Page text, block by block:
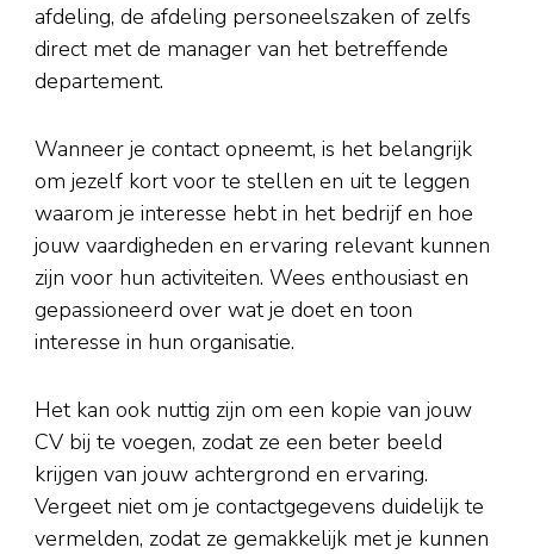
afdeling, de afdeling personeelszaken of zelfs
direct met de manager van het betreffende
departement.
Wanneer je contact opneemt, is het belangrijk
om jezelf kort voor te stellen en uit te leggen
waarom je interesse hebt in het bedrijf en hoe
jouw vaardigheden en ervaring relevant kunnen
zijn voor hun activiteiten. Wees enthousiast en
gepassioneerd over wat je doet en toon
interesse in hun organisatie.
Het kan ook nuttig zijn om een kopie van jouw
CV bij te voegen, zodat ze een beter beeld
krijgen van jouw achtergrond en ervaring.
Vergeet niet om je contactgegevens duidelijk te
vermelden, zodat ze gemakkelijk met je kunnen